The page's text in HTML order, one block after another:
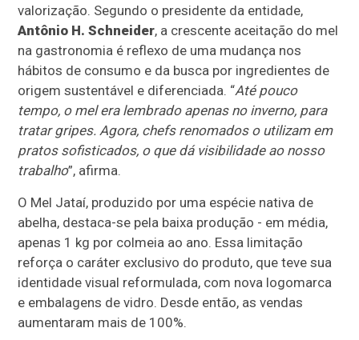
valorização. Segundo o presidente da entidade,
Antônio H. Schneider, a crescente aceitação do mel
na gastronomia é reflexo de uma mudança nos
hábitos de consumo e da busca por ingredientes de
origem sustentável e diferenciada. “Até pouco
tempo, o mel era lembrado apenas no inverno, para
tratar gripes. Agora, chefs renomados o utilizam em
pratos sofisticados, o que dá visibilidade ao nosso
trabalho”, afirma.
O Mel Jataí, produzido por uma espécie nativa de
abelha, destaca-se pela baixa produção - em média,
apenas 1 kg por colmeia ao ano. Essa limitação
reforça o caráter exclusivo do produto, que teve sua
identidade visual reformulada, com nova logomarca
e embalagens de vidro. Desde então, as vendas
aumentaram mais de 100%.